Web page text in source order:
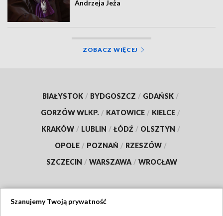
Andrzeja Jeża
ZOBACZ WIĘCEJ
BIAŁYSTOK / BYDGOSZCZ / GDAŃSK /
GORZÓW WLKP. / KATOWICE / KIELCE /
KRAKÓW / LUBLIN / ŁÓDŹ / OLSZTYN /
OPOLE / POZNAŃ / RZESZÓW /
SZCZECIN / WARSZAWA / WROCŁAW
Szanujemy Twoją prywatność